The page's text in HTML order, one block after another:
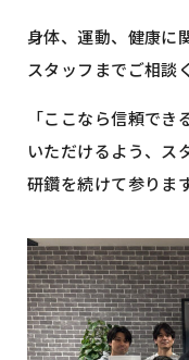
身体、運動、健康に
スタッフまでご相談
「ここなら信頼で
いただけるよう、ス
研鑽を続けて参ります